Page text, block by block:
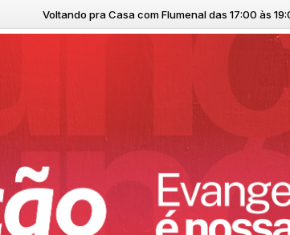
Voltando pra Casa com Flumenal das 17:00 às 19:00